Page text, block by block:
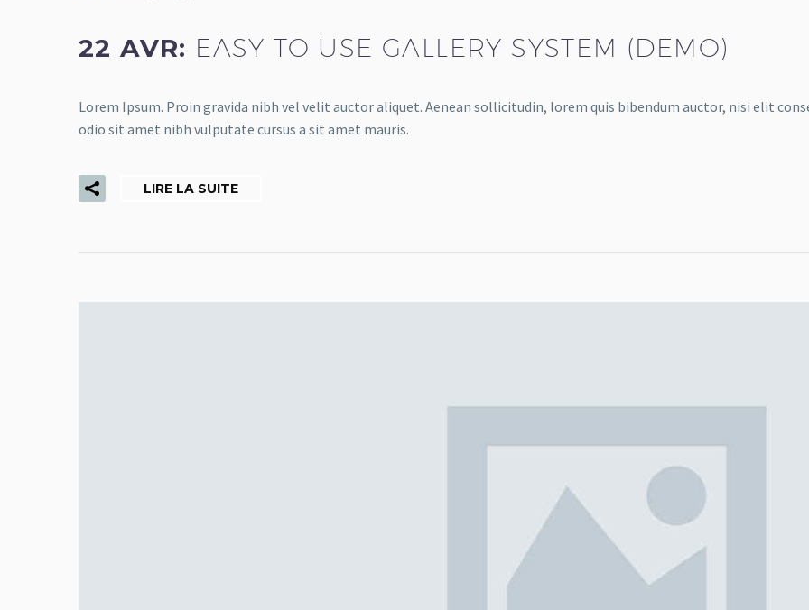
22 AVR: EASY TO USE GALLERY SYSTEM (DEMO)
Lorem Ipsum. Proin gravida nibh vel velit auctor aliquet. Aenean sollicitudin, lorem quis bibendum auctor, nisi elit
odio sit amet nibh vulputate cursus a sit amet mauris.
LIRE LA SUITE